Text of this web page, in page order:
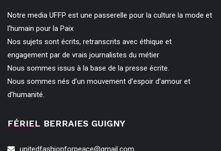
Notre media UFFP est une passerelle pour la culture la mode et
l’humain pour la Paix
Nos sujets sont écrits, retranscrits avec éthique et
engagement par de vrais journalistes du métier
Nous sommes issus à la base de la presse écrite.
Nous sommes nés d’un mouvement d’espoir d’amour et
d’humanité.
FÉRIEL BERRAIES GUIGNY
unitedfashionforpeace@gmail.com